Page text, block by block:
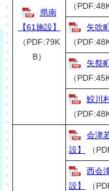
県南
【61施設】
（PDF:79K
B）
（
矢吹
（
矢祭
（
鮫川
（
会津
設】
（
西会
設】
（